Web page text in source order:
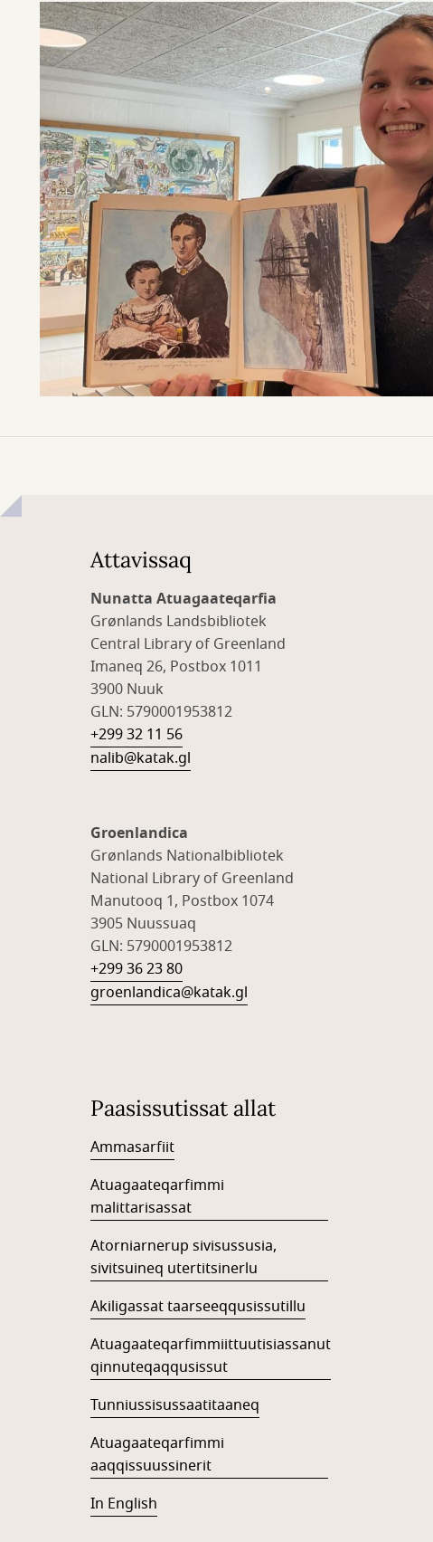
Attavissaq
Nunatta Atuagaateqarfia
Grønlands Landsbibliotek
Central Library of Greenland
Imaneq 26, Postbox 1011
3900 Nuuk
GLN: 5790001953812
+299 32 11 56
nalib@katak.gl​
Groenlandica
Grønlands Nationalbibliotek
National Library of Greenland
Manutooq 1, Postbox 1074
3905 Nuussuaq
GLN: 5790001953812
+299 36 23 80
groenlandica@katak.gl
Paasissutissat allat
Ammasarfiit
Atuagaateqarfimmi
malittarisassat
Atorniarnerup sivisussusia,
sivitsuineq utertitsinerlu
Akiligassat taarseeqqusissutillu
Atuagaateqarfimmiittuutisiassanut
qinnuteqaqqusissut
Tunniussisussaatitaaneq
Atuagaateqarfimmi
aaqqissuussinerit
In English